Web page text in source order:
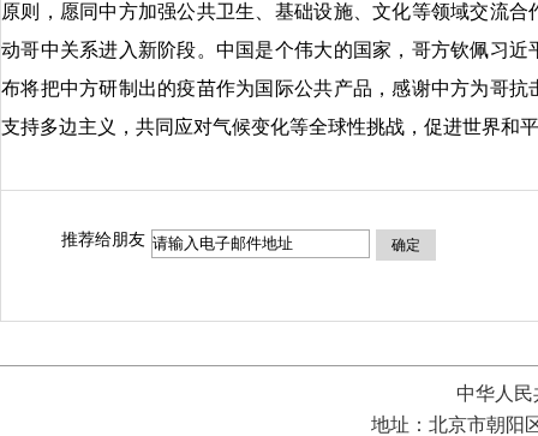
原则，愿同中方加强公共卫生、基础设施、文化等领域交流
动哥中关系进入新阶段。中国是个伟大的国家，哥方钦佩习
布将把中方研制出的疫苗作为国际公共产品，感谢中方为哥
支持多边主义，共同应对气候变化等全球性挑战，促进世界和
推荐给朋友 确定
中华人
地址：北京市朝阳